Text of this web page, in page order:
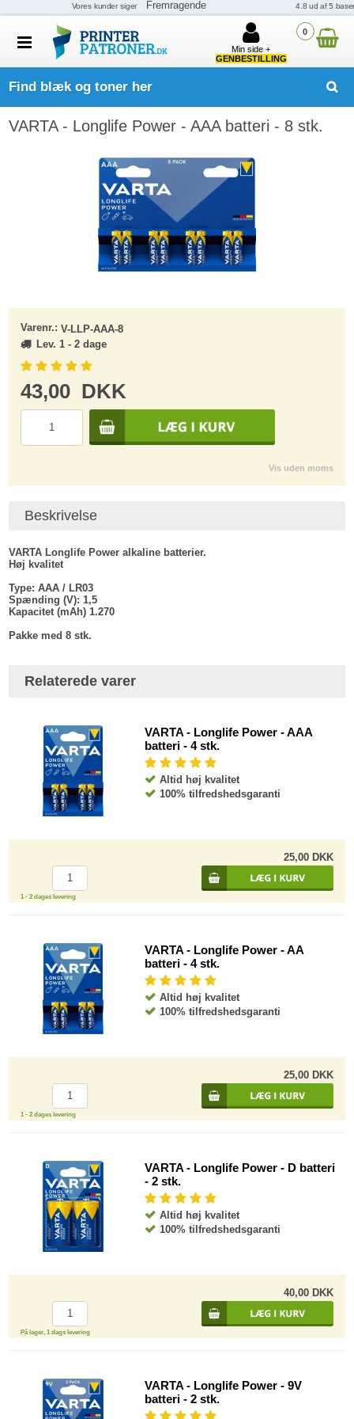
0
Min side +
GENBESTILLING
Find blæk og toner her
VARTA - Longlife Power - AAA batteri - 8 stk.
Varenr.:V-LLP-AAA-8
Lev. 1 - 2 dage
43,00 DKK
Vis uden moms
Beskrivelse
VARTA Longlife Power alkaline batterier.
Høj kvalitet
Type: AAA / LR03
Spænding (V): 1,5
Kapacitet (mAh) 1.270
Pakke med 8 stk.
Relaterede varer
VARTA - Longlife Power - AAA
batteri - 4 stk.
Altid høj kvalitet
100% tilfredshedsgaranti
25,00 DKK
1 - 2 dages levering
VARTA - Longlife Power - AA
batteri - 4 stk.
Altid høj kvalitet
100% tilfredshedsgaranti
25,00 DKK
1 - 2 dages levering
VARTA - Longlife Power - D batteri
- 2 stk.
Altid høj kvalitet
100% tilfredshedsgaranti
40,00 DKK
På lager, 1 dags levering
VARTA - Longlife Power - 9V
batteri - 2 stk.